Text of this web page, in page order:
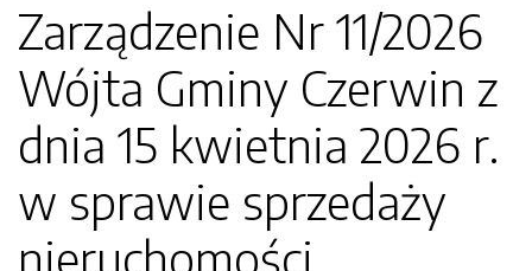
Zarządzenie Nr 11/2026
Wójta Gminy Czerwin z
dnia 15 kwietnia 2026 r.
w sprawie sprzedaży
nieruchomości